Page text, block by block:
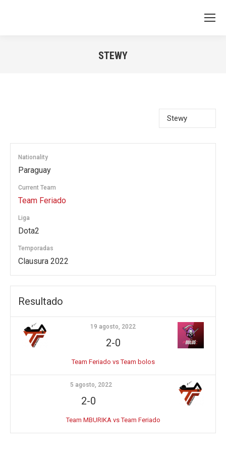
STEWY
Nationality
Paraguay
Current Team
Team Feriado
Liga
Dota2
Temporadas
Clausura 2022
Resultado
19 agosto, 2022
2-0
Team Feriado vs Team bolos
5 agosto, 2022
2-0
Team MBURIKA vs Team Feriado